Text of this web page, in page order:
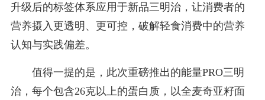
升级后的标签体系应用于新品三明治，让消费者的
营养摄入更透明、更可控，破解轻食消费中的营养
认知与实践偏差。
值得一提的是，此次重磅推出的能量PRO三明
治，每个包含26克以上的蛋白质，以全麦奇亚籽面